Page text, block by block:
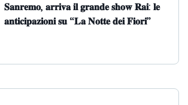
𝐒𝐚𝐧𝐫𝐞𝐦𝐨, 𝐚𝐫𝐫𝐢𝐯𝐚 𝐢𝐥 𝐠𝐫𝐚𝐧𝐝𝐞 𝐬𝐡𝐨𝐰 𝐑𝐚𝐢: 𝐥𝐞
𝐚𝐧𝐭𝐢𝐜𝐢𝐩𝐚𝐳𝐢𝐨𝐧𝐢 𝐬𝐮 “𝐋𝐚 𝐍𝐨𝐭𝐭𝐞 𝐝𝐞𝐢 𝐅𝐢𝐨𝐫𝐢”